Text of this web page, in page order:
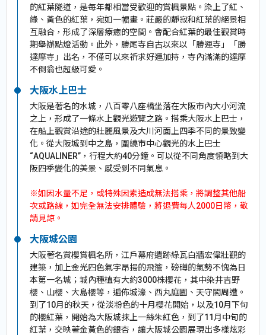
的紅葉隧道，是每年都相當受歡迎的賞楓景點。染上了紅、
綠、黃色的紅葉，宛如一幅畫。莊嚴的靜寂和紅葉的絕景相
互融合，形成了深層療癒的空間。會配合紅葉的最佳觀賞時
期舉辦點燈活動。此外，勝尾寺自古以來以「勝運寺」「勝
達摩寺」出名，不僅可以來祈求好運加持，寺內滿滿的達摩
不倒翁也超級可愛。
大阪水上巴士
大阪是著名的水城，八百零八座橋坐落在大阪市內大小河流
之上，形成了一條水上觀光遊覽之路。搭乘大阪水上巴士，
在船上觀賞沿途的壯麗風景及大川河面上四季不同的景致變
化。從大阪城到中之島，圍繞市中心觀光的水上巴士
“AQUALINER”，行程大約40分鐘。可以從不同角度領略到大
阪四季變化的美景、感受到不同氣息。
※如因水量不足，或特殊因素造成無法搭乘，將調整其他船
次或路線，如完全無法安排體驗，將退費每人2000日幣，敬
請見諒。
大阪城公園
大阪著名賞櫻賞楓名所，江戶幕府遺跡綠瓦白牆宏偉壯觀的
建築，加上金光四色氣宇昂揚的飛簷，磅礡的氣勢不愧為日
本第一名城；城內種植有大約3000株櫻花，其中染井吉野
櫻、山櫻、大島櫻等，遍佈城濠、西丸庭園、天守閣周遭。
到了10月的秋天，從淡粉色的十月櫻花開始，以及10月下旬
的櫻紅葉，開始為大阪城抹上一絲朱紅色，到了11月中旬的
紅葉，交映著金黃色的銀杏，讓大阪城公園展現出多樣炫彩